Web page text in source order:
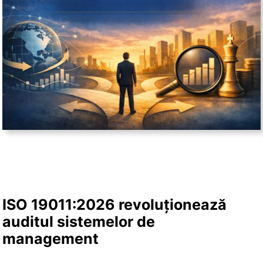
ISO 19011:2026 revoluționează
auditul sistemelor de
management